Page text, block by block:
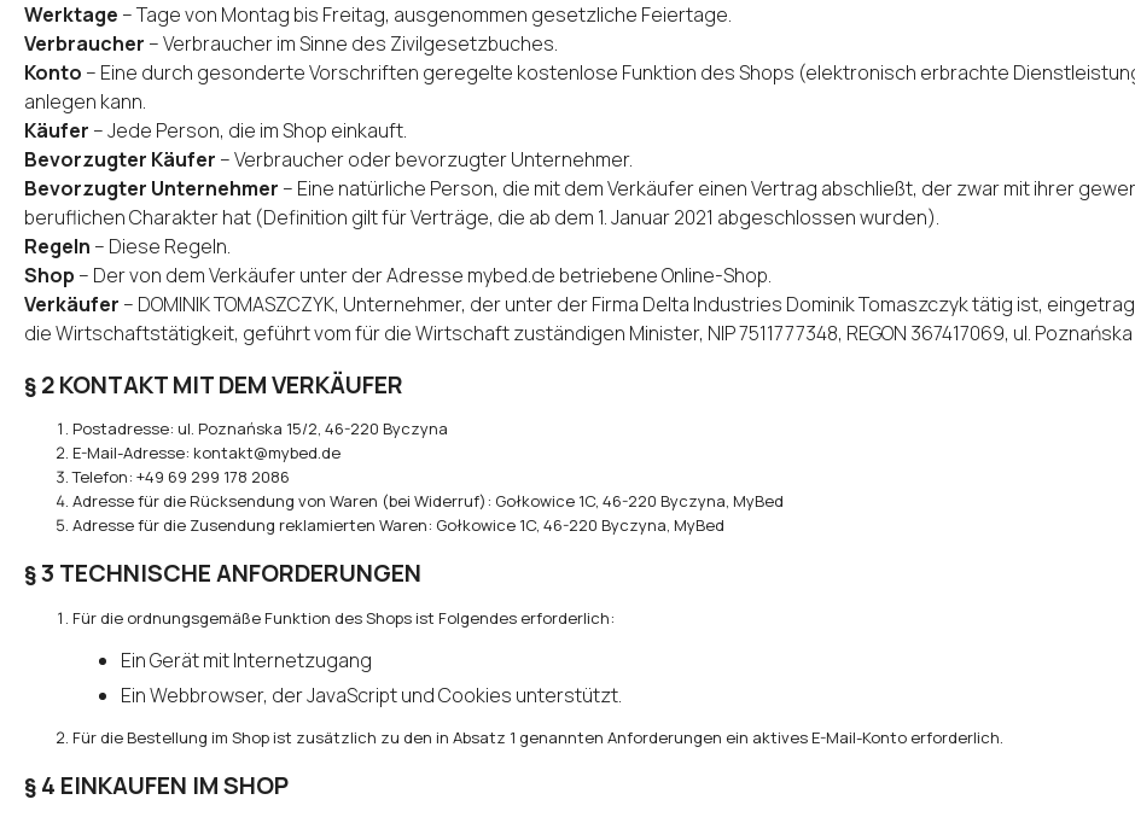
Werktage – Tage von Montag bis Freitag, ausgenommen gesetzliche Feiertage.
Verbraucher – Verbraucher im Sinne des Zivilgesetzbuches.
Konto – Eine durch gesonderte Vorschriften geregelte kostenlose Funktion des Shops (elektronisch erbrachte
anlegen kann.
Käufer – Jede Person, die im Shop einkauft.
Bevorzugter Käufer – Verbraucher oder bevorzugter Unternehmer.
Bevorzugter Unternehmer – Eine natürliche Person, die mit dem Verkäufer einen Vertrag abschließt, der zwar mit ihrer
beruflichen Charakter hat (Definition gilt für Verträge, die ab dem 1. Januar 2021 abgeschlossen wurden).
Regeln – Diese Regeln.
Shop – Der von dem Verkäufer unter der Adresse mybed.de betriebene Online-Shop.
Verkäufer – DOMINIK TOMASZCZYK, Unternehmer, der unter der Firma Delta Industries Dominik Tomaszczyk tätig ist,
die Wirtschaftstätigkeit, geführt vom für die Wirtschaft zuständigen Minister, NIP 7511777348, REGON 367417069, ul.
§ 2 KONTAKT MIT DEM VERKÄUFER
Postadresse: ul. Poznańska 15/2, 46-220 Byczyna
E-Mail-Adresse: kontakt@mybed.de
Telefon: +49 69 299 178 2086
Adresse für die Rücksendung von Waren (bei Widerruf): Gołkowice 1C, 46-220 Byczyna, MyBed
Adresse für die Zusendung reklamierten Waren: Gołkowice 1C, 46-220 Byczyna, MyBed
§ 3 TECHNISCHE ANFORDERUNGEN
Für die ordnungsgemäße Funktion des Shops ist Folgendes erforderlich:
Ein Gerät mit Internetzugang
Ein Webbrowser, der JavaScript und Cookies unterstützt.
Für die Bestellung im Shop ist zusätzlich zu den in Absatz 1 genannten Anforderungen ein aktives E-Mail-Konto erforderlich.
§ 4 EINKAUFEN IM SHOP